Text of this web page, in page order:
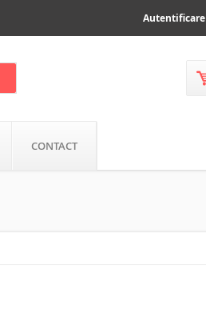
Autentificare
CONTACT